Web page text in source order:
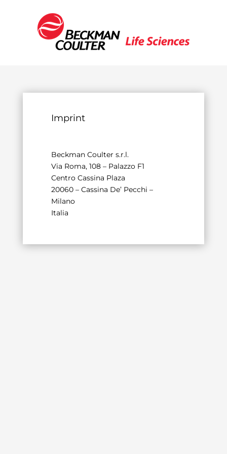
Imprint
Beckman Coulter s.r.l.
Via Roma, 108 – Palazzo F1
Centro Cassina Plaza
20060 – Cassina De’ Pecchi –
Milano
Italia